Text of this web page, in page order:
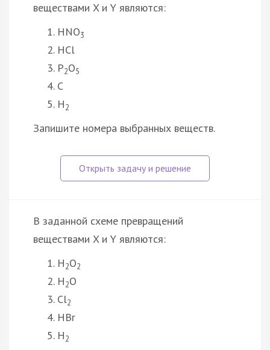
веществами X и Y являются:
HNO3
HCl
P2O5
C
H2
Запишите номера выбранных веществ.
В заданной схеме превращений
веществами X и Y являются:
H2O2
H2O
Cl2
HBr
H2